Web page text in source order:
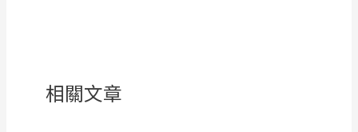
相關文章